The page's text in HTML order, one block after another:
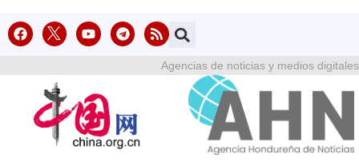
Agencias de noticias y medios digitales